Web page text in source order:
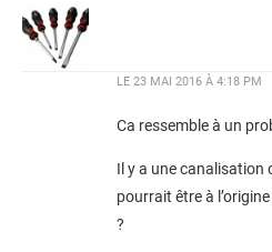
LE 23 MAI 2016 À 4:18 PM
Ca ressemble à un
Il y a une canalisation
pourrait être à
?